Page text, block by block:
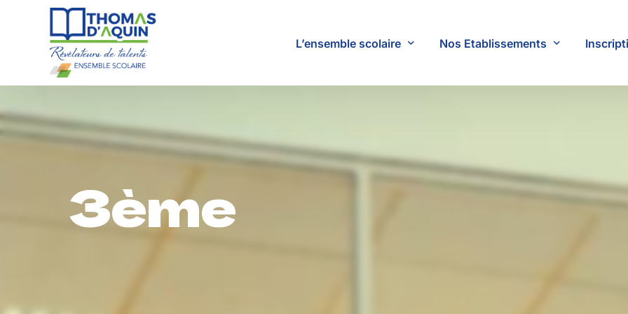
L’ensemble scolaire
Tarifs
Nos Etablissements
École Saint Joseph
3ème